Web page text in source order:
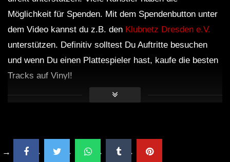
Möglichkeit für Spenden. Mit dem Spendenbutton unter
dem Video kannst du z.B. den Klubnetz Dresden e.V.
unterstützen. Definitiv solltest Du Auftritte besuchen
und wenn Du einen Plattespieler hast, kaufe die besten
Tracks auf Vinyl!